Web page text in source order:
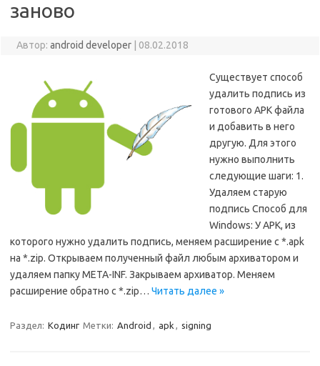
заново
Автор: android developer 08.02.2018
Существует способ
удалить подпись из
готового APK файла
и добавить в него
другую. Для этого
нужно выполнить
следующие шаги: 1.
Удаляем старую
подпись Способ для
Windows: У APK, из
которого нужно удалить подпись, меняем расширение с *.apk
на *.zip. Открываем полученный файл любым архиватором и
удаляем папку META-INF. Закрываем архиватор. Меняем
расширение обратно с *.zip… Читать далее »
Раздел: Кодинг Метки: Android , apk , signing